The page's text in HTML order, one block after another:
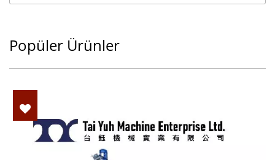
Popüler Ürünler